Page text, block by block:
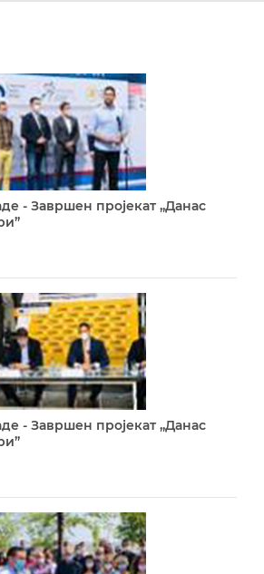
- Завршен пројекат „Данас
- Завршен пројекат „Данас